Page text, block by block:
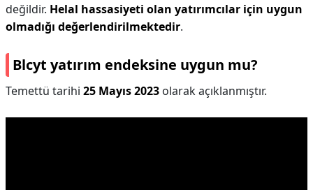
değildir. Helal hassasiyeti olan yatırımcılar için uygun
olmadığı değerlendirilmektedir.
Blcyt yatırım endeksine uygun mu?
Temettü tarihi 25 Mayıs 2023 olarak açıklanmıştır.